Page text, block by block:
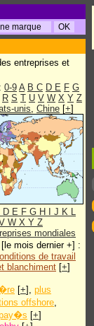
entreprises et
: 0-9 A B C D E F G
R S T U V W X Y Z
unis, Chine [+]
D E F G H J K L
W X Y Z
mondiales
mois dernier +] :
de travail
blanchiment [+]
[+], plus
offshore,
[+]